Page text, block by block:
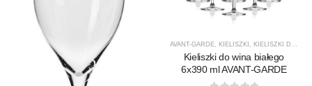
AVANT-GARDE, KIELISZKI , KIELISZKI DO WINA BIAŁEGO
Kieliszki do wina białego
6x390 ml AVANT-GARDE